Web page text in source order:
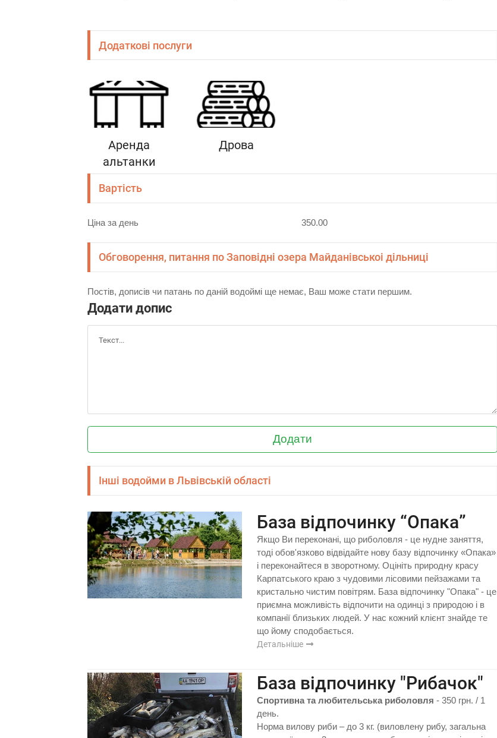
Додаткові послуги
Аренда
альтанки
Дрова
Вартість
Ціна за день 350.00
Обговорення, питання по Заповідні озера Майданівськоі дільниці
Постів, дописів чи патань по даній водоймі ще немає, Ваш може стати першим.
Додати допис
Додати
Інші водойми в Львівській області
База відпочинку “Опака”
Якщо Ви переконані, що риболовля - це нудне заняття,
тоді обов'язково відвідайте нову базу відпочинку «Опака»
і переконайтеся в зворотному. Оцініть природну красу
Карпатського краю з чудовими лісовими пейзажами та
кристально чистим повітрям. База відпочинку "Опака" - це
приємна можливість відпочити на одинці з природою і в
компанії близьких людей. У нас кожний клієнт знайде те
що йому сподобається.
Детальніше
База відпочинку "Рибачок"
Спортивна та любительська риболовля - 350 грн. / 1
день.
Норма вилову риби – до 3 кг. (виловлену рибу, загальна